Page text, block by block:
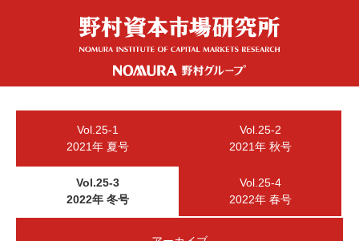
Vol.25-1
2021年 夏号
Vol.25-2
2021年 秋号
Vol.25-3
2022年 冬号
Vol.25-4
2022年 春号